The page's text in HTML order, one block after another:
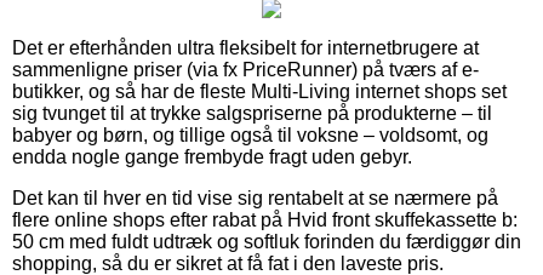
Det er efterhånden ultra fleksibelt for internetbrugere at
sammenligne priser (via fx PriceRunner) på tværs af e-
butikker, og så har de fleste Multi-Living internet shops set
sig tvunget til at trykke salgspriserne på produkterne – til
babyer og børn, og tillige også til voksne – voldsomt, og
endda nogle gange frembyde fragt uden gebyr.
Det kan til hver en tid vise sig rentabelt at se nærmere på
flere online shops efter rabat på Hvid front skuffekassette b:
50 cm med fuldt udtræk og softluk forinden du færdiggør din
shopping, så du er sikret at få fat i den laveste pris.